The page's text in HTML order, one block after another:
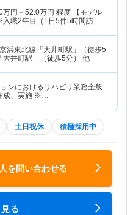
万円～52.0万円 程度 【モデル
職2年目（1日5件5時間訪
京浜東北線「大井町駅」（徒歩5
大井町駅」（徒歩5分） 他
ンにおけるリハビリ業務全般
成、実施 ※…
土日祝休 積極採用中
を問い合わせる
る